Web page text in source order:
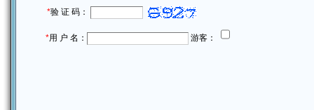
*验 证 码：
*用 户 名： 游客：